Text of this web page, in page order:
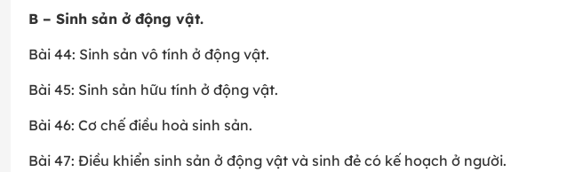
B – Sinh sản ở động vật.
Bài 44: Sinh sản vô tính ở động vật.
Bài 45: Sinh sản hữu tính ở động vật.
Bài 46: Cơ chế điều hoà sinh sản.
Bài 47: Điều khiển sinh sản ở động vật và sinh đẻ có kế hoạch ở người.